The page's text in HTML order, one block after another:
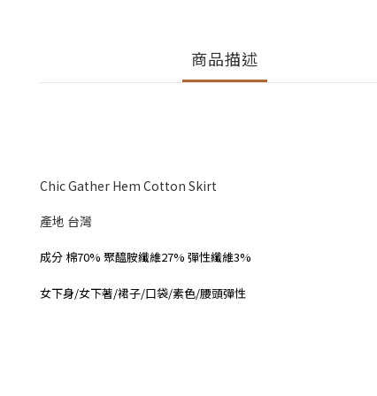
商品描述
Chic Gather Hem Cotton Skirt
產地 台灣
成分 棉70% 聚醯胺纖維27% 彈性纖維3%
女下身/女下著/裙子/口袋/素色/腰頭彈性